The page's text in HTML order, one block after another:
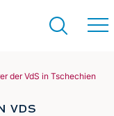
der VdS in Tschechien
VDS